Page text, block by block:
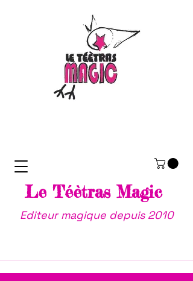
Le Téètras Magic
Editeur magique depuis 2010